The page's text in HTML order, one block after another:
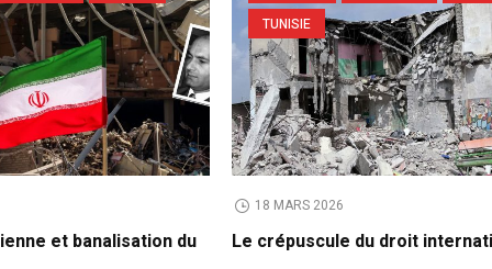
et banalisation du
TUNISIE
18 MARS 2026
Le crépuscule du droit